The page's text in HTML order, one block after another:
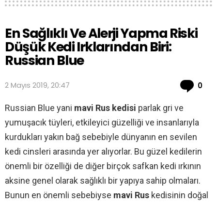
En Sağlıklı Ve Alerji Yapma Riski
Düşük Kedi Irklarından Biri:
Russian Blue
2 Mayıs 2019, 20:47 0
Russian Blue yani mavi Rus kedisi parlak gri ve
yumuşacık tüyleri, etkileyici güzelliği ve insanlarıyla
kurdukları yakın bağ sebebiyle dünyanın en sevilen
kedi cinsleri arasında yer alıyorlar. Bu güzel kedilerin
önemli bir özelliği de diğer birçok safkan kedi ırkının
aksine genel olarak sağlıklı bir yapıya sahip olmaları.
Bunun en önemli sebebiyse mavi Rus kedisinin doğal